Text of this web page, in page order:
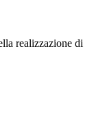
realizzazione di